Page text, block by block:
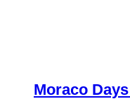
Moraco